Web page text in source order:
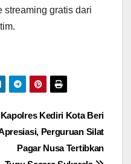
gratis dari
Kapolres Kediri Kota Beri
Perguruan Silat
Pagar Nusa Tertibkan